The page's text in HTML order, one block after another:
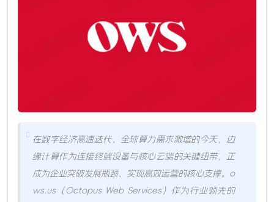
在数字经济高速迭代、全球算力需求激增的今天，边
缘计算作为连接终端设备与核心云端的关键纽带，正
成为企业突破发展瓶颈、实现高效运营的核心支撑。o
ws.us（Octopus Web Services）作为行业领先的